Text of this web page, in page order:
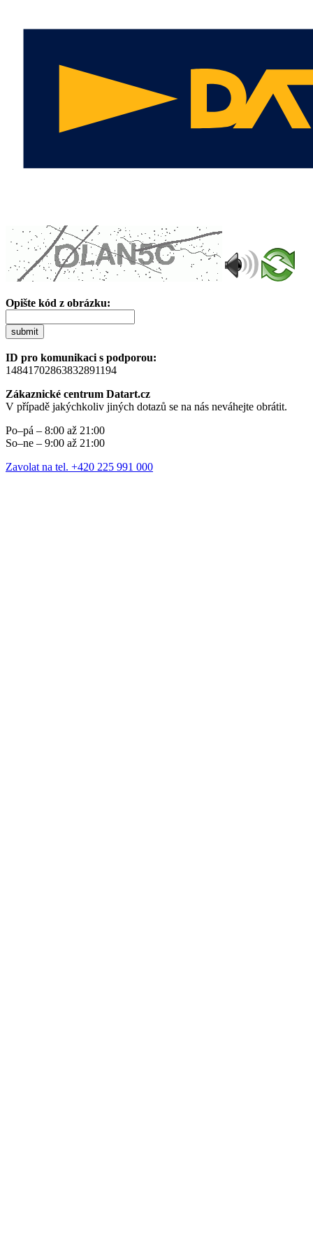
Opište kód z obrázku:
submit
ID pro komunikaci s podporou:
14841702863832891194
Zákaznické centrum Datart.cz
V případě jakýchkoliv jiných dotazů se na nás neváhejte obrátit.
Po–pá – 8:00 až 21:00
So–ne – 9:00 až 21:00
Zavolat na tel. +420 225 991 000